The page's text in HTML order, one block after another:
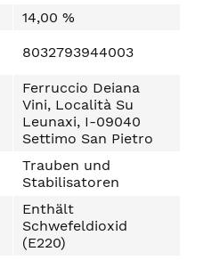
14,00 %
8032793944003
Ferruccio Deiana
Vini, Località Su
Leunaxi, I-09040
Settimo San Pietro
Trauben und
Stabilisatoren
Enthält
Schwefeldioxid
(E220)